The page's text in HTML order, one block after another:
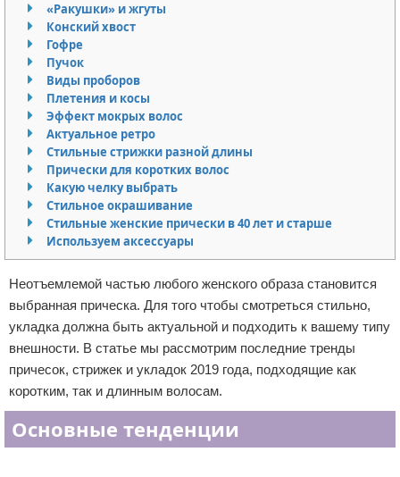
Подарки
Украшения
Косметика
Уход за волосами
Уход за ногтями
Макияж
СПА процедуры
Парфюмерия
Прически
Разное
Уход за лицом
Сотрудничество
Размещение рекламы
Для правообладателей
Условия предоставления информации
Отказ от ответственности
«Ракушки» и жгуты
Конский хвост
Гофре
Пучок
Виды проборов
Плетения и косы
Эффект мокрых волос
Актуальное ретро
Стильные стрижки разной длины
Прически для коротких волос
Какую челку выбрать
Стильное окрашивание
Стильные женские прически в 40 лет и старше
Используем аксессуары
Неотъемлемой частью любого женского образа становится
выбранная прическа. Для того чтобы смотреться стильно,
укладка должна быть актуальной и подходить к вашему типу
внешности. В статье мы рассмотрим последние тренды
причесок, стрижек и укладок 2019 года, подходящие как
коротким, так и длинным волосам.
Основные тенденции